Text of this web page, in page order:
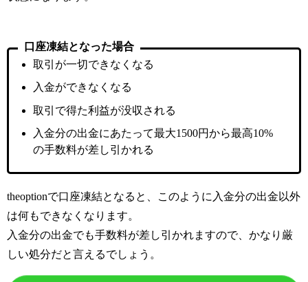
口座凍結となった場合
取引が一切できなくなる
入金ができなくなる
取引で得た利益が没収される
入金分の出金にあたって最大1500円から最高10%
の手数料が差し引かれる
theoptionで口座凍結となると、このように入金分の出金以外
は何もできなくなります。
入金分の出金でも手数料が差し引かれますので、かなり厳
しい処分だと言えるでしょう。